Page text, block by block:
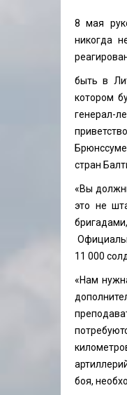
8 мая
никогда
быть в
котором
генерал-
стран
«Вы
это не
11 000
«Нам
боя,